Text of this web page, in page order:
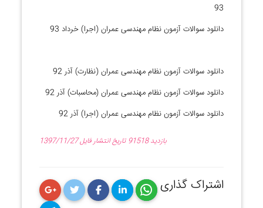
93
دانلود سوالات آزمون نظام مهندسی عمران (اجرا) خرداد 93
دانلود سوالات آزمون نظام مهندسی عمران (نظارت) آذر 92
دانلود سوالات آزمون نظام مهندسی عمران (محاسبات) آذر 92
دانلود سوالات آزمون نظام مهندسی عمران (اجرا) آذر 92
1397/11/27 تاریخ انتشار فایل 91518 بازدید
اشتراک گذاری